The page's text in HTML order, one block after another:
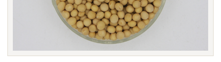
ENGLISH